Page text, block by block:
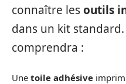
connaître lesoutils
dans un kit
comprendra :
Une toile adhésive